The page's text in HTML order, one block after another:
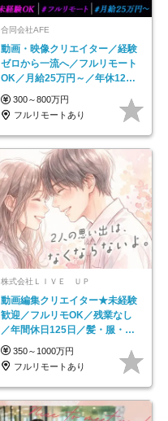
合同会社AFE
動画・映像クリエイター／経験
ゼロから一流へ／フルリモート
OK／月給25万円～／年休125
日以上
300～800万円
フルリモートあり
株式会社ＬＩＶＥ ＵＰ
動画編集クリエイター★未経験
歓迎／フルリモOK／残業なし
／年間休日125日／髪・服・ネ
イル自由／研修充実で安心
350～1000万円
フルリモートあり